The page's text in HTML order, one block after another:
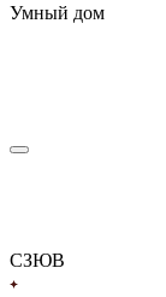
Умный дом
СЗЮВ